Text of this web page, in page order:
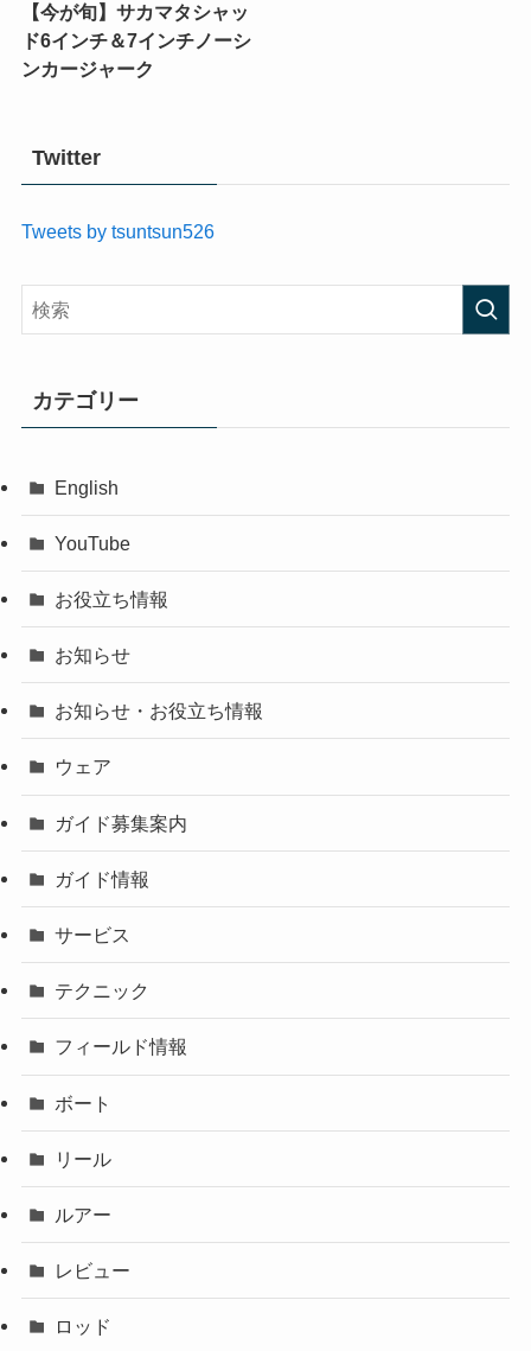
【今が旬】サカマタシャッ
ド6インチ＆7インチノーシ
ンカージャーク
Twitter
Tweets by tsuntsun526
カテゴリー
English
YouTube
お役立ち情報
お知らせ
お知らせ・お役立ち情報
ウェア
ガイド募集案内
ガイド情報
サービス
テクニック
フィールド情報
ボート
リール
ルアー
レビュー
ロッド